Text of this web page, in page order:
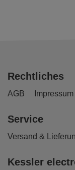
Rechtliches
AGB Impressum
Service
Versand &
Kessler